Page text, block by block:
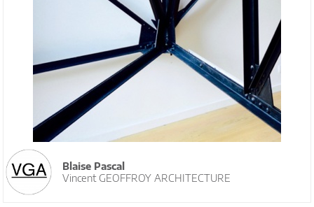
Blaise Pascal
Vincent GEOFFROY ARCHITECTURE